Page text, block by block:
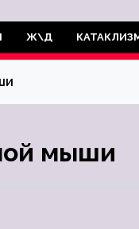
Ж\Д
мыши